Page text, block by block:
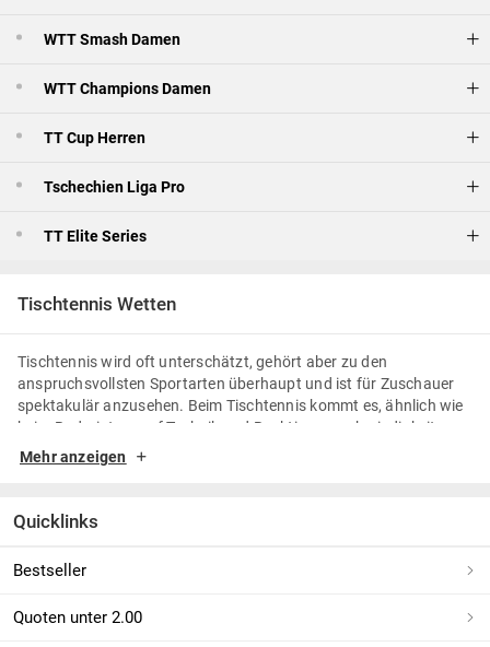
WTT Smash Damen
WTT Champions Damen
TT Cup Herren
Tschechien Liga Pro
TT Elite Series
Tischtennis Wetten
Tischtennis wird oft unterschätzt, gehört aber zu den
anspruchsvollsten Sportarten überhaupt und ist für Zuschauer
spektakulär anzusehen. Beim Tischtennis kommt es, ähnlich wie
beim Badminton, auf Technik und Reaktionsgeschwindigkeit an –
eine Kombination, die den Sport einzigartig macht. Auch im
Tischtennis gilt: Der Sport lebt durch die Fans. Hier ist es
jede Partie ist rasant bis zur letzten Minute. Mit unserer großen
Die deutsche TTBL steht für Tischtennis auf höchstem Niveau
Mehr anzeigen
Quicklinks
Bestseller
Quoten unter 2.00